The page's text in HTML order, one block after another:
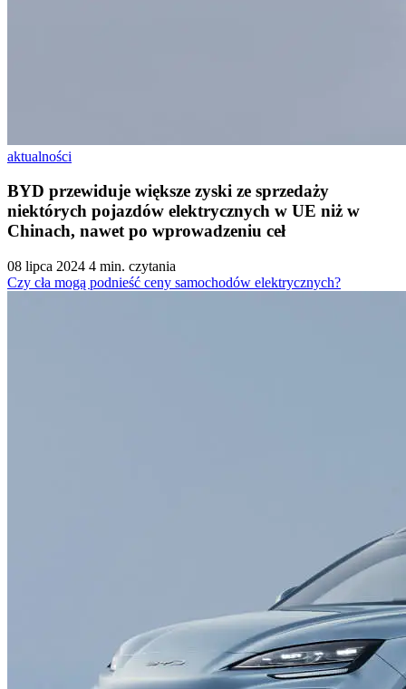
aktualności
BYD przewiduje większe zyski ze sprzedaży
niektórych pojazdów elektrycznych w UE niż w
Chinach, nawet po wprowadzeniu ceł
08 lipca 2024 4 min. czytania
Czy cła mogą podnieść ceny samochodów elektrycznych?